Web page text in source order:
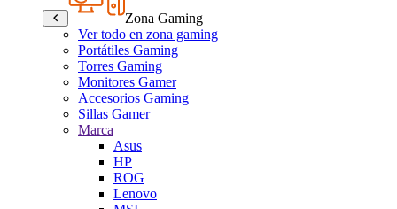
Zona Gaming
Ver todo en zona gaming
Portátiles Gaming
Torres Gaming
Monitores Gamer
Accesorios Gaming
Sillas Gamer
Marca
Asus
HP
ROG
Lenovo